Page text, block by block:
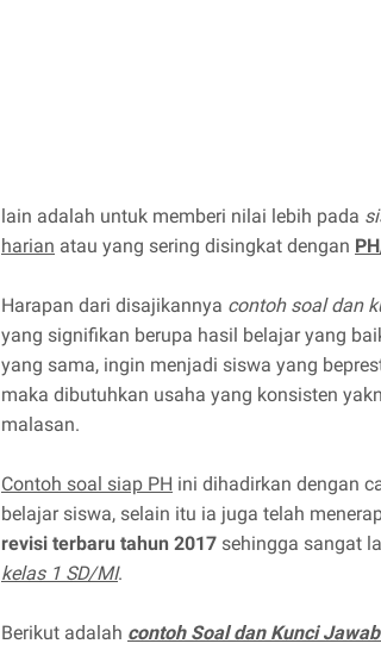
lain adalah untuk memberi nilai lebih pada
harian atau yang sering disingkat dengan
Harapan dari disajikannya contoh soal dan
yang signifikan berupa hasil belajar yang
yang sama, ingin menjadi siswa yang
maka dibutuhkan usaha yang konsisten
malasan.
Contoh soal siap PH ini dihadirkan dengan
belajar siswa, selain itu ia juga telah
revisi terbaru tahun 2017 sehingga sangat
kelas 1 SD/MI.
Berikut adalah contoh Soal dan Kunci